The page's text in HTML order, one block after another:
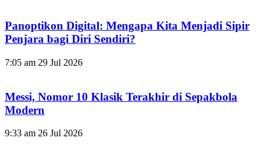
Panoptikon Digital: Mengapa Kita Menjadi Sipir
Penjara bagi Diri Sendiri?
7:05 am 29 Jul 2026
Messi, Nomor 10 Klasik Terakhir di Sepakbola
Modern
9:33 am 26 Jul 2026